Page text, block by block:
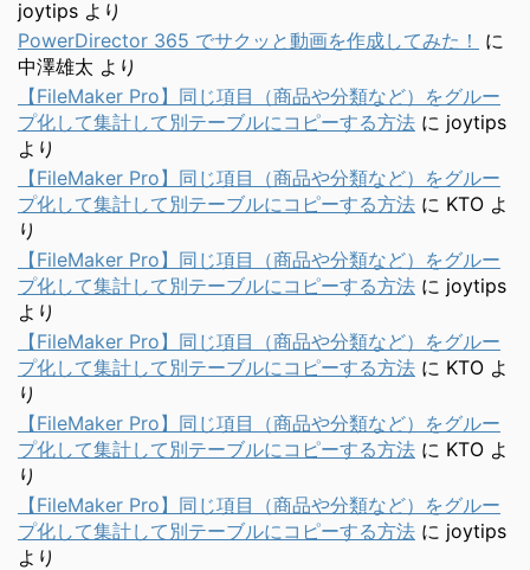
joytips より
PowerDirector 365 でサクッと動画を作成してみた！
に
中澤雄太 より
【FileMaker Pro】同じ項目（商品や分類など）をグルー
プ化して集計して別テーブルにコピーする方法 に joytips
より
【FileMaker Pro】同じ項目（商品や分類など）をグルー
プ化して集計して別テーブルにコピーする方法 に KTO よ
り
【FileMaker Pro】同じ項目（商品や分類など）をグルー
プ化して集計して別テーブルにコピーする方法 に joytips
より
【FileMaker Pro】同じ項目（商品や分類など）をグルー
プ化して集計して別テーブルにコピーする方法 に KTO よ
り
【FileMaker Pro】同じ項目（商品や分類など）をグルー
プ化して集計して別テーブルにコピーする方法 に KTO よ
り
【FileMaker Pro】同じ項目（商品や分類など）をグルー
プ化して集計して別テーブルにコピーする方法 に joytips
より